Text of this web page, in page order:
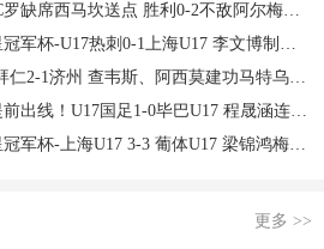
缺席西马坎送点 胜利0-2不敌阿尔梅里亚
杯-U17热刺0-1上海U17 李文博制胜球
州 查韦斯、阿西莫建功马特乌斯彩虹过人送助攻
U17国足1-0毕巴U17 程晟涵连场破门赵松源中楣
杯-上海U17 3-3 葡体U17 梁锦鸿梅开二度
更多 >>